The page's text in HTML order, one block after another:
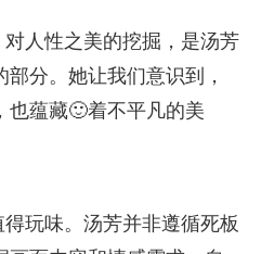
人性之美的挖掘，是汤芳
分。她让我们意识到，
也蕴藏🙂着不平凡的美
玩味。汤芳并非遵循死板